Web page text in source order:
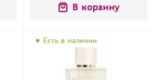
В корзину
Есть в наличии